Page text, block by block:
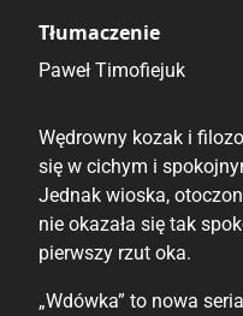
Tłumaczenie
Paweł Timofiejuk
Wędrowny kozak i
się w cichym i
Jednak wioska,
nie okazała się tak
pierwszy rzut oka.
„Wdówka” to nowa